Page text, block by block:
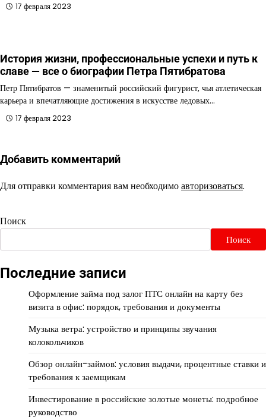
17 февраля 2023
История жизни, профессиональные успехи и путь к
славе — все о биографии Петра Пятибратова
Петр Пятибратов — знаменитый российский фигурист, чья атлетическая
карьера и впечатляющие достижения в искусстве ледовых…
17 февраля 2023
Добавить комментарий
Для отправки комментария вам необходимоавторизоваться.
Поиск
Поиск
Последние записи
Оформление займа под залог ПТС онлайн на карту без
визита в офис: порядок, требования и документы
Музыка ветра: устройство и принципы звучания
колокольчиков
Обзор онлайн-займов: условия выдачи, процентные ставки и
требования к заемщикам
Инвестирование в российские золотые монеты: подробное
руководство